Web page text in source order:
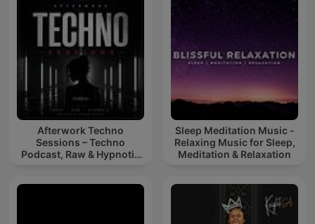
Afterwork Techno
Sessions – Techno
Podcast, Raw & Hypnotic
Sleep Meditation Music -
Relaxing Music for Sleep,
Meditation & Relaxation